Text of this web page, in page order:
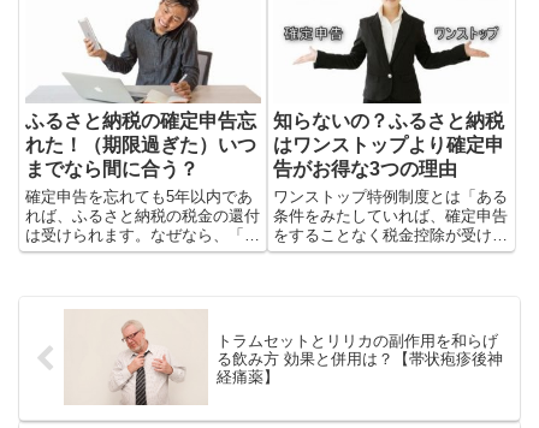
ふるさと納税の確定申告忘
れた！（期限過ぎた）いつ
までなら間に合う？
確定申告を忘れても5年以内であ
れば、ふるさと納税の税金の還付
は受けられます。なぜなら、「ふ
るさと納税の確定申告」はやや特
知らないの？ふるさと納税
はワンストップより確定申
告がお得な3つの理由
ワンストップ特例制度とは「ある
条件をみたしていれば、確定申告
をすることなく税金控除が受けら
れる制度」です。しかし、意外と
トラムセットとリリカの副作用を和らげ
る飲み方 効果と併用は？【帯状疱疹後神
経痛薬】